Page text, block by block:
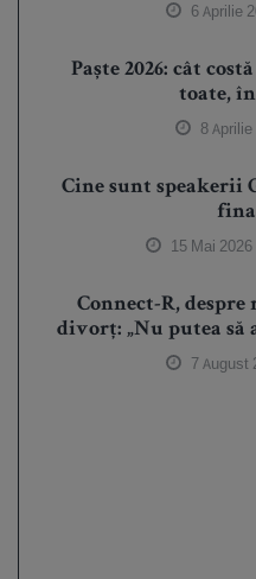
6 Aprilie
Paște 2026: cât
toate,
8
Cine sunt speakerii
15 Mai 2026
Connect-R,
divorț: „Nu putea să
7 August